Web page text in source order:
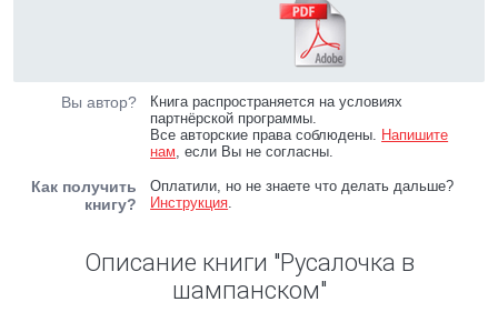
Вы автор?
Книга распространяется на условиях
партнёрской программы.
Все авторские права соблюдены. Напишите
нам, если Вы не согласны.
Как получить
книгу?
Оплатили, но не знаете что делать дальше?
Инструкция.
Описание книги "Русалочка в
шампанском"